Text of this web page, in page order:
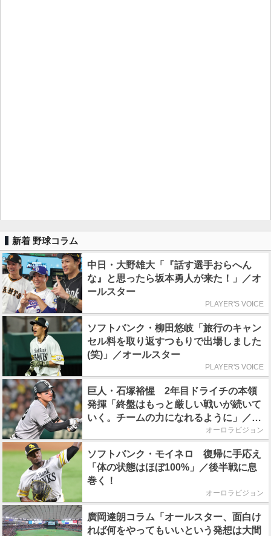
新着 野球コラム
中日・大野雄大「『話す選手おらへん
な』と思ったら坂本勇人が来た！」／オ
ールスター
PLAYER'S VOICE
ソフトバンク・柳田悠岐「旅行のキャン
セル料を取り返すつもりで出場しました
(笑)」／オールスター
PLAYER'S VOICE
巨人・石塚裕惺 2年目ドライチの本領
発揮「終盤はもっと厳しい戦いが続いて
いく。チームの力になれるように」／後
オーロラビジョン
ソフトバンク・モイネロ 復帰に手応え
「体の状態はほぼ100%」／後半戦に息
巻く！
オーロラビジョン
廣岡達朗コラム「オールスター、面白け
れば何をやってもいいという発想は大間